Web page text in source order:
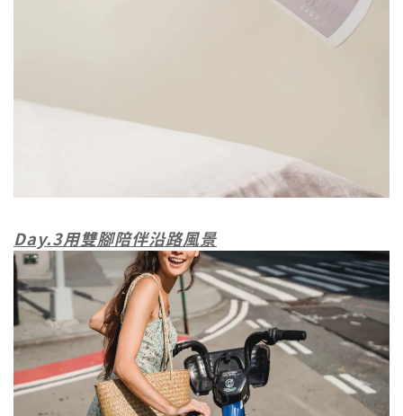
Day.3用雙腳陪伴沿路風景